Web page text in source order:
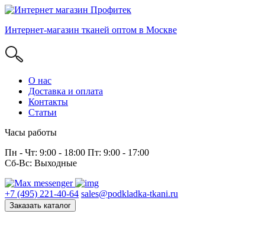
Интернет-магазин тканей оптом в Москве
О нас
Доставка и оплата
Контакты
Статьи
Часы работы
Пн - Чт: 9:00 - 18:00 Пт: 9:00 - 17:00
Сб-Вс: Выходные
+7 (495) 221-40-64 sales@podkladka-tkani.ru
Заказать каталог